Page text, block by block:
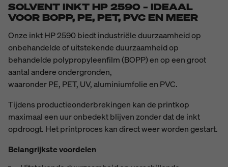
SOLVENT INKT HP 2590 – IDEAAL
VOOR BOPP, PE, PET, PVC EN MEER
Onze inkt HP 2590 biedt industriële duurzaamheid op
onbehandelde of uitstekende duurzaamheid op
behandelde polypropyleenfilm (BOPP) en op een groot
aantal andere ondergronden,
waaronder PE, PET, UV, aluminiumfolie en PVC.
Tijdens productieonderbrekingen kan de printkop
maximaal een uur onbedekt blijven zonder dat de inkt
opdroogt. Het printproces kan direct weer worden gestart.
Belangrijkste voordelen